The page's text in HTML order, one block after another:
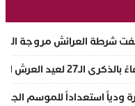
شرطة العرائش مروجة
لمحاربة الهدر المدرسي
ودياً استعداداً للموسم